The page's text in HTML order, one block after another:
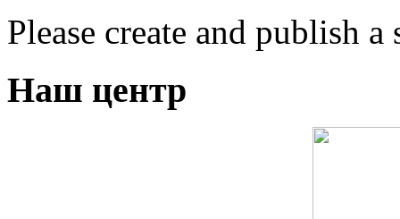
Please create and publish
Наш центр